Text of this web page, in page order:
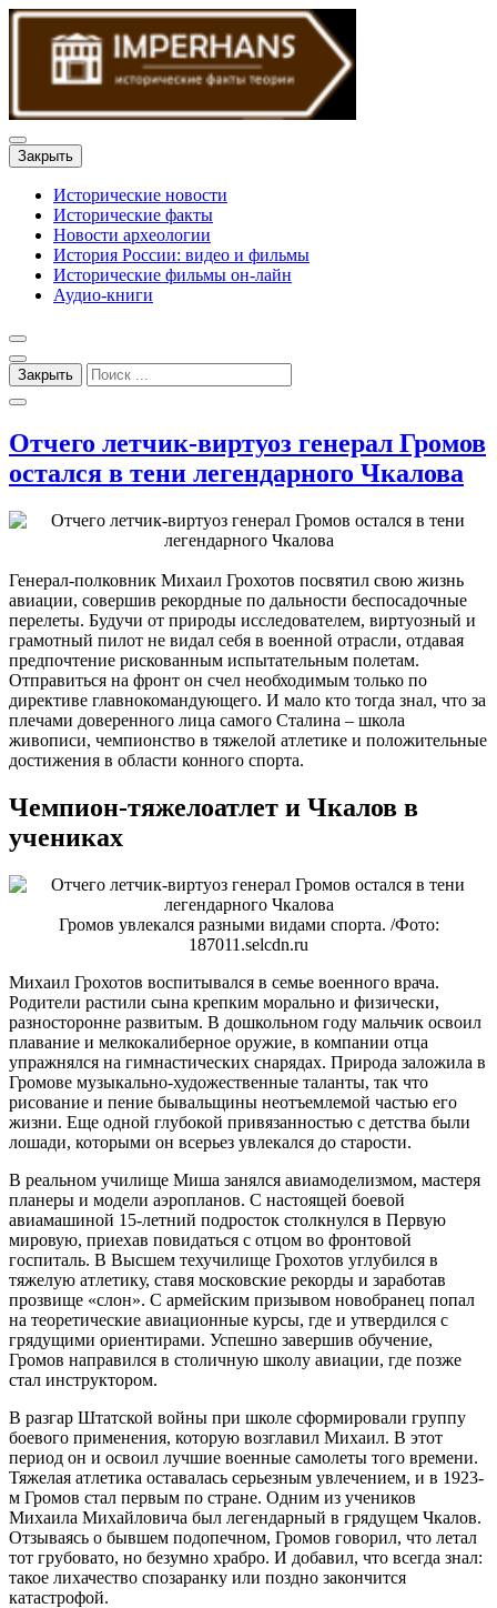
Закрыть
Исторические новости
Исторические факты
Новости археологии
История России: видео и фильмы
Исторические фильмы он-лайн
Аудио-книги
Закрыть
Отчего летчик-виртуоз генерал Громов
остался в тени легендарного Чкалова
Генерал-полковник Михаил Грохотов посвятил свою жизнь
авиации, совершив рекордные по дальности беспосадочные
перелеты. Будучи от природы исследователем, виртуозный и
грамотный пилот не видал себя в военной отрасли, отдавая
предпочтение рискованным испытательным полетам.
Отправиться на фронт он счел необходимым только по
директиве главнокомандующего. И мало кто тогда знал, что за
плечами доверенного лица самого Сталина – школа
живописи, чемпионство в тяжелой атлетике и положительные
достижения в области конного спорта.
Чемпион-тяжелоатлет и Чкалов в
учениках
Громов увлекался разными видами спорта. /Фото:
187011.selcdn.ru
Михаил Грохотов воспитывался в семье военного врача.
Родители растили сына крепким морально и физически,
разносторонне развитым. В дошкольном году мальчик освоил
плавание и мелкокалиберное оружие, в компании отца
упражнялся на гимнастических снарядах. Природа заложила в
Громове музыкально-художественные таланты, так что
рисование и пение бывальщины неотъемлемой частью его
жизни. Еще одной глубокой привязанностью с детства были
лошади, которыми он всерьез увлекался до старости.
В реальном училище Миша занялся авиамоделизмом, мастеря
планеры и модели аэропланов. С настоящей боевой
авиамашиной 15-летний подросток столкнулся в Первую
мировую, приехав повидаться с отцом во фронтовой
госпиталь. В Высшем техучилище Грохотов углубился в
тяжелую атлетику, ставя московские рекорды и заработав
прозвище «слон». С армейским призывом новобранец попал
на теоретические авиационные курсы, где и утвердился с
грядущими ориентирами. Успешно завершив обучение,
Громов направился в столичную школу авиации, где позже
стал инструктором.
В разгар Штатской войны при школе сформировали группу
боевого применения, которую возглавил Михаил. В этот
период он и освоил лучшие военные самолеты того времени.
Тяжелая атлетика оставалась серьезным увлечением, и в 1923-
м Громов стал первым по стране. Одним из учеников
Михаила Михайловича был легендарный в грядущем Чкалов.
Отзываясь о бывшем подопечном, Громов говорил, что летал
тот грубовато, но безумно храбро. И добавил, что всегда знал:
такое лихачество спозаранку или поздно закончится
катастрофой.